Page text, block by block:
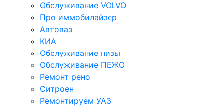
Обслуживание VOLVO
Про иммобилайзер
Автоваз
КИА
Обслуживание нивы
Обслуживание ПЕЖО
Ремонт рено
Ситроен
Ремонтируем УАЗ